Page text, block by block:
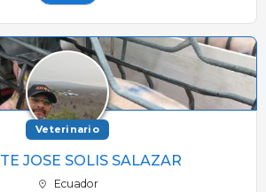
Veterinario
JOSE SOLIS SALAZAR
Ecuador